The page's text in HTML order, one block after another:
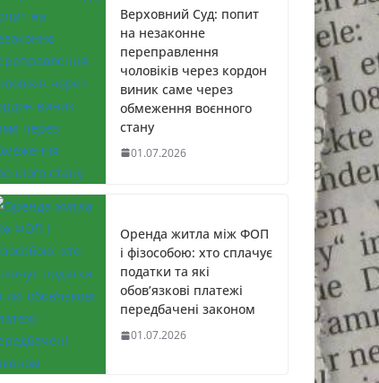
Верховний Суд: попит
на незаконне
переправлення
чоловіків через кордон
виник саме через
обмеження воєнного
стану
01.07.2026
Оренда житла між ФОП
і фізособою: хто сплачує
податки та які
обов’язкові платежі
передбачені законом
01.07.2026